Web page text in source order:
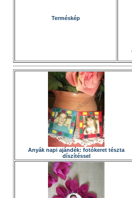
Terméskép
Anyák napi ajándék: fotókeret tészta
díszítéssel